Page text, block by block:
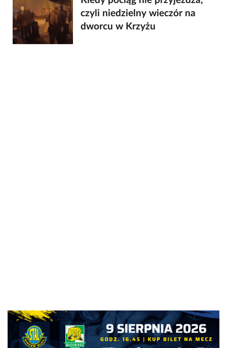
czyli niedzielny wieczór na
dworcu w Krzyżu